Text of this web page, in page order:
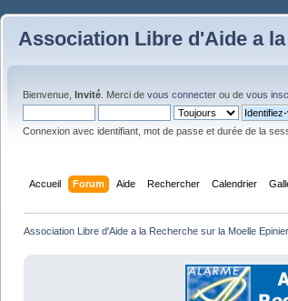
Association Libre d'Aide a
Bienvenue, Invité . Merci de vous connecter ou de vous
Connexion avec identifiant, mot de passe et durée de la
Accueil Forum Aide Rechercher Calendrier
Association Libre d'Aide a la Recherche sur la Moelle